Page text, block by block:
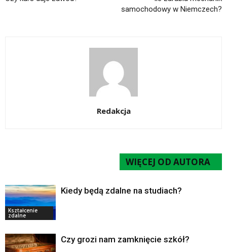
samochodowy w Niemczech?
Redakcja
WIĘCEJ OD AUTORA
Kształcenie
zdalne
Kiedy będą zdalne na studiach?
Czy grozi nam zamknięcie szkół?